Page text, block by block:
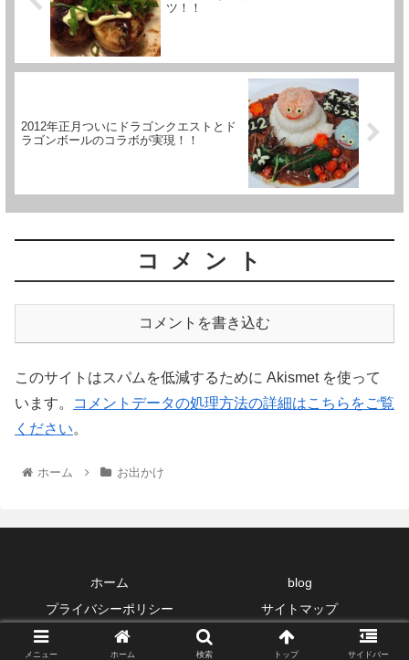
ツ！！
2012年正月ついにドラゴンクエストとド
ラゴンボールのコラボが実現！！
コメント
コメントを書き込む
このサイトはスパムを低減するために Akismet を使って
います。
コメントデータの処理方法の詳細はこちらをご覧
ください。
ホーム お出かけ
ホーム
blog
プライバシーポリシー
サイトマップ
Copyright © 2006-2026 自転車散策 All Rights Reserved.
メニュー ホーム 検索 トップ サイドバー